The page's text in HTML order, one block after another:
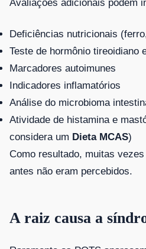
Avaliações adicionais podem
Deficiências nutricionais
Teste de hormônio tireoidiano
Marcadores autoimunes
Indicadores inflamatórios
Análise do microbioma
Atividade de histamina e
considera um Dieta MCAS)
Como resultado, muitas
antes não eram percebidos.
A raiz causa a